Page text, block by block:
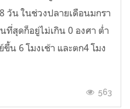
วัน ในช่วงปลายเดือนมกรา
ที่สุดก็อยู่ไม่เกิน 0 องศา ต่ำ
น 6 โมงเช้า และตก4 โมง
563